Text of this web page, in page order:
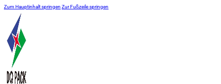
Zum Hauptinhalt springen Zur Fußzeile springen